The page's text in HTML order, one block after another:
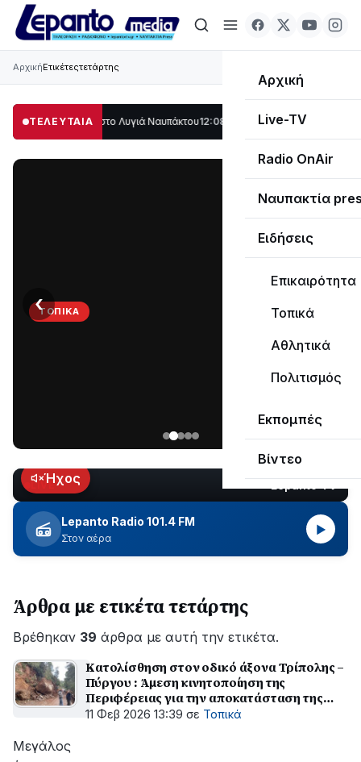
Αρχική
Live-TV
Radio OnAir
Ναυπακτία
Ειδήσεις
Επικαιρότητα
Τοπικά
Αθλητικά
Πολιτισμός
Εκπομπές
Βίντεο
ΑρχικήΕτικέτεςτετάρτης
ΤΕΛΕΥΤΑΙΑ
μέρος στο Λυγιά Ναυπάκτου12:08 Σε τροχιά υλοποίησης η Παράκαμψη
ΤΟΠΙΚΆ
Ναυπάκτου
εδώ
και
περίπου
δύο
ώρες
εξέλιξη
οι
εργασίες
ΔΕΔΔΗΕ
για
την
αποκατάσταση
της
‹
LIVEΉχος
Lepanto Radio 101.4 FM
Στον αέρα
▶
Άρθρα με ετικέτα τετάρτης
Βρέθηκαν 39 άρθρα με αυτή την ετικέτα.
Κατολίσθηση στον οδικό άξονα Τρίπολης –
Πύργου : Άμεση κινητοποίηση της
Περιφέρειας για την αποκατάσταση της
κυκλοφορίας
11 Φεβ 2026 13:39 σε Τοπικά
Μεγάλος